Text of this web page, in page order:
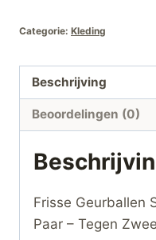
–
hoeveelheid
Categorie: Kleding
Beschrijving
Beoordelingen (0)
Frisse Geurballen
Paar – Tegen